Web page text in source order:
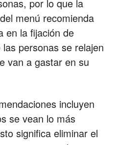
por lo que la
menú recomienda
en la fijación de
personas se relajen
van a gastar en su
incluyen
se vean lo más
significa eliminar el